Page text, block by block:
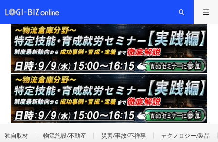
独自取材 物流施設/不動産 災害/事故/不祥事 テクノロジー/製品